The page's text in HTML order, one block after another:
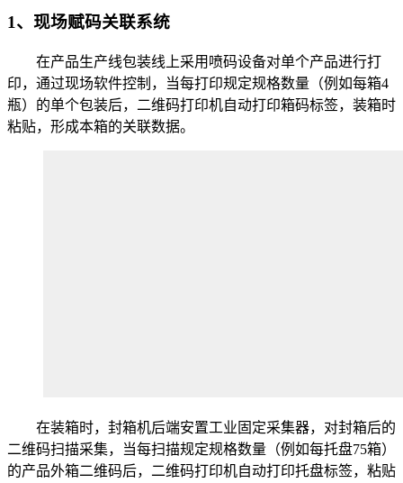
1、现场赋码关联系统
在产品生产线包装线上采用喷码设备对单个产品进行打
印，通过现场软件控制，当每打印规定规格数量（例如每箱4
瓶）的单个包装后，二维码打印机自动打印箱码标签，装箱时
粘贴，形成本箱的关联数据。
在装箱时，封箱机后端安置工业固定采集器，对封箱后的
二维码扫描采集，当每扫描规定规格数量（例如每托盘75箱）
的产品外箱二维码后，二维码打印机自动打印托盘标签，粘贴